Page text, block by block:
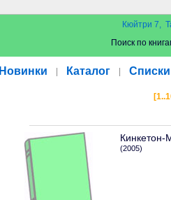
Кюйтри 7,
Поиск по
Новинки Каталог Списки
Кинкетон-
(2005)